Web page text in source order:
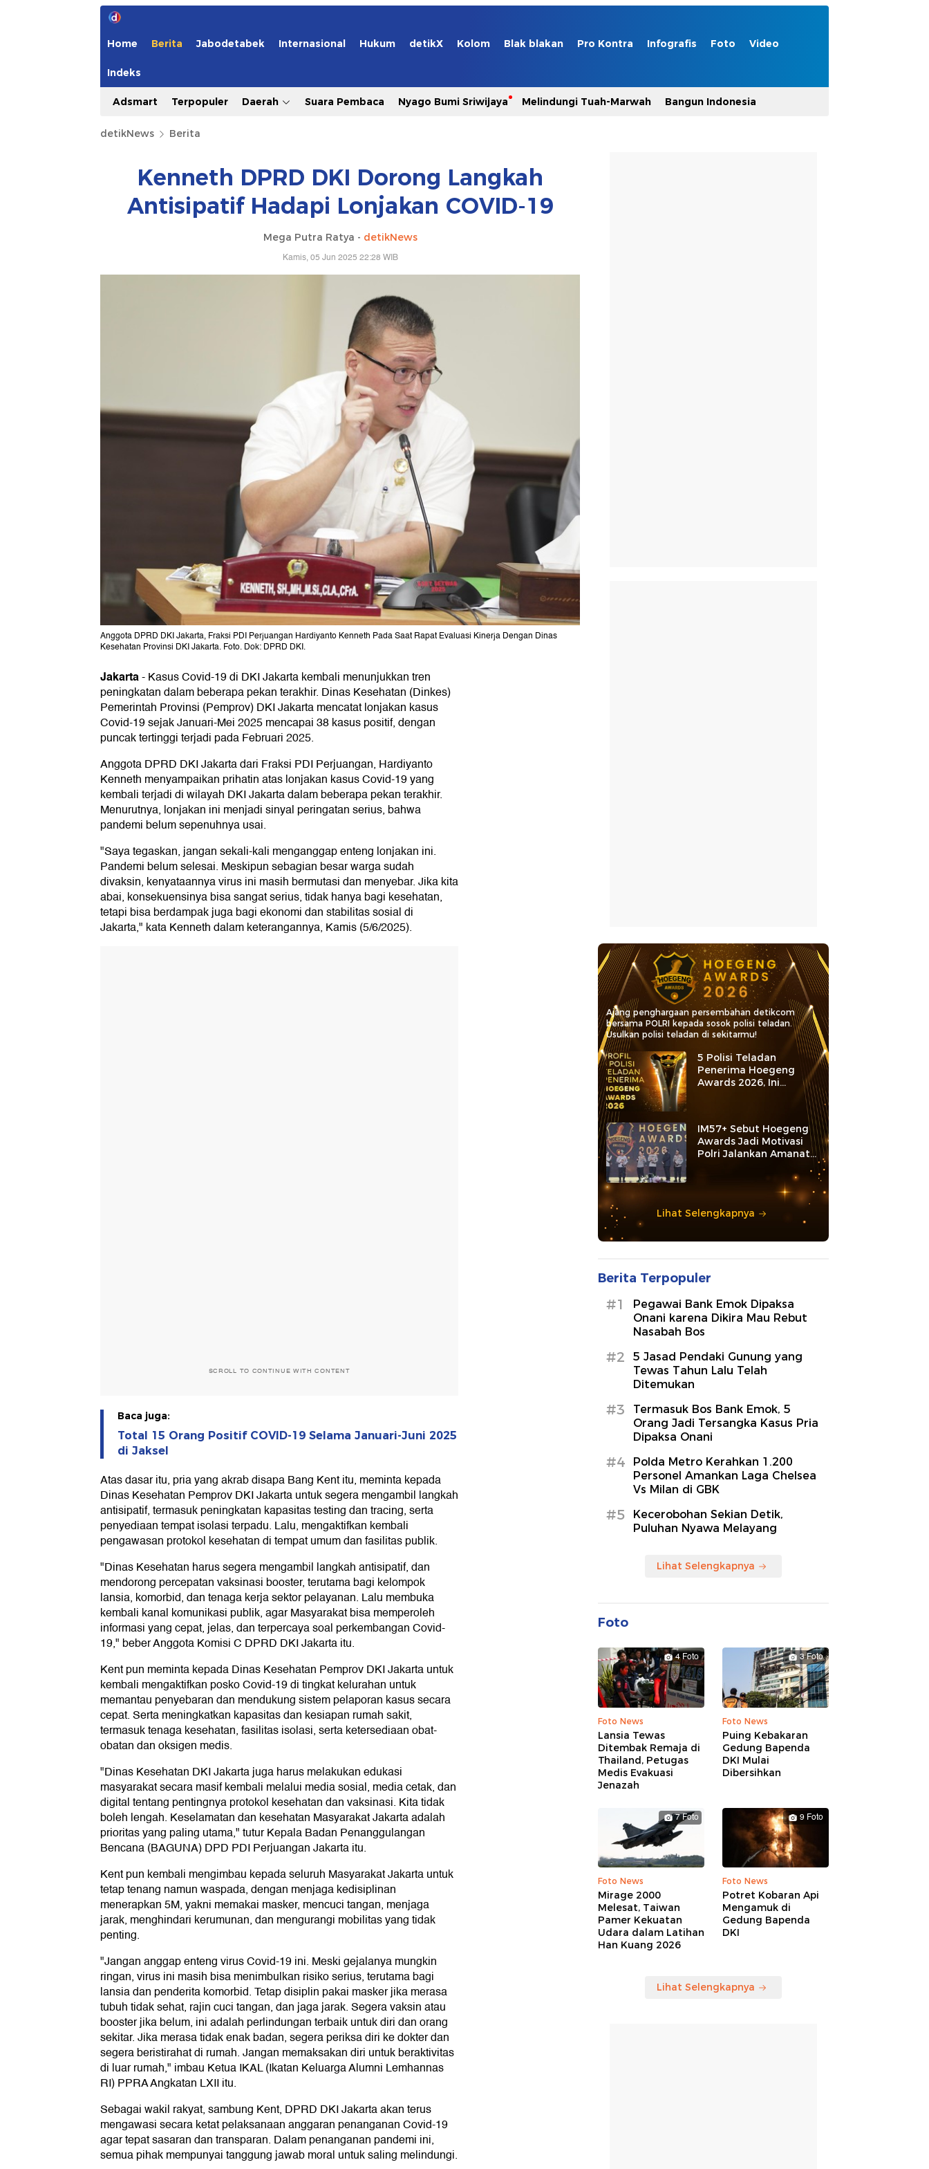
Home Berita Jabodetabek Internasional Hukum detikX Kolom Blak blakan Pro Kontra Infografis Foto Video
Indeks
Adsmart Terpopuler Daerah Suara Pembaca Nyago Bumi Sriwijaya Melindungi Tuah-Marwah Bangun Indonesia
detikNews Berita
Kenneth DPRD DKI Dorong Langkah
Antisipatif Hadapi Lonjakan COVID-19
Mega Putra Ratya - detikNews
Kamis, 05 Jun 2025 22:28 WIB
Anggota DPRD DKI Jakarta, Fraksi PDI Perjuangan Hardiyanto Kenneth Pada Saat Rapat Evaluasi Kinerja Dengan Dinas
Kesehatan Provinsi DKI Jakarta. Foto. Dok: DPRD DKI.
Jakarta-Kasus Covid-19 di DKI Jakarta kembali menunjukkan tren
peningkatan dalam beberapa pekan terakhir. Dinas Kesehatan (Dinkes)
Pemerintah Provinsi (Pemprov) DKI Jakarta mencatat lonjakan kasus
Covid-19 sejak Januari-Mei 2025 mencapai 38 kasus positif, dengan
puncak tertinggi terjadi pada Februari 2025.
Anggota DPRD DKI Jakarta dari Fraksi PDI Perjuangan, Hardiyanto
Kenneth menyampaikan prihatin atas lonjakan kasus Covid-19 yang
kembali terjadi di wilayah DKI Jakarta dalam beberapa pekan terakhir.
Menurutnya, lonjakan ini menjadi sinyal peringatan serius, bahwa
pandemi belum sepenuhnya usai.
"Saya tegaskan, jangan sekali-kali menganggap enteng lonjakan ini.
Pandemi belum selesai. Meskipun sebagian besar warga sudah
divaksin, kenyataannya virus ini masih bermutasi dan menyebar. Jika kita
abai, konsekuensinya bisa sangat serius, tidak hanya bagi kesehatan,
tetapi bisa berdampak juga bagi ekonomi dan stabilitas sosial di
Jakarta," kata Kenneth dalam keterangannya, Kamis (5/6/2025).
SCROLL TO CONTINUE WITH CONTENT
Baca juga:
Total 15 Orang Positif COVID-19 Selama Januari-Juni 2025
di Jaksel
Atas dasar itu, pria yang akrab disapa Bang Kent itu, meminta kepada
Dinas Kesehatan Pemprov DKI Jakarta untuk segera mengambil langkah
antisipatif, termasuk peningkatan kapasitas testing dan tracing, serta
penyediaan tempat isolasi terpadu. Lalu, mengaktifkan kembali
pengawasan protokol kesehatan di tempat umum dan fasilitas publik.
"Dinas Kesehatan harus segera mengambil langkah antisipatif, dan
mendorong percepatan vaksinasi booster, terutama bagi kelompok
lansia, komorbid, dan tenaga kerja sektor pelayanan. Lalu membuka
kembali kanal komunikasi publik, agar Masyarakat bisa memperoleh
informasi yang cepat, jelas, dan terpercaya soal perkembangan Covid-
19," beber Anggota Komisi C DPRD DKI Jakarta itu.
Kent pun meminta kepada Dinas Kesehatan Pemprov DKI Jakarta untuk
kembali mengaktifkan posko Covid-19 di tingkat kelurahan untuk
memantau penyebaran dan mendukung sistem pelaporan kasus secara
cepat. Serta meningkatkan kapasitas dan kesiapan rumah sakit,
termasuk tenaga kesehatan, fasilitas isolasi, serta ketersediaan obat-
obatan dan oksigen medis.
"Dinas Kesehatan DKI Jakarta juga harus melakukan edukasi
masyarakat secara masif kembali melalui media sosial, media cetak, dan
digital tentang pentingnya protokol kesehatan dan vaksinasi. Kita tidak
boleh lengah. Keselamatan dan kesehatan Masyarakat Jakarta adalah
prioritas yang paling utama," tutur Kepala Badan Penanggulangan
Bencana (BAGUNA) DPD PDI Perjuangan Jakarta itu.
Kent pun kembali mengimbau kepada seluruh Masyarakat Jakarta untuk
tetap tenang namun waspada, dengan menjaga kedisiplinan
menerapkan 5M, yakni memakai masker, mencuci tangan, menjaga
jarak, menghindari kerumunan, dan mengurangi mobilitas yang tidak
penting.
"Jangan anggap enteng virus Covid-19 ini. Meski gejalanya mungkin
ringan, virus ini masih bisa menimbulkan risiko serius, terutama bagi
lansia dan penderita komorbid. Tetap disiplin pakai masker jika merasa
tubuh tidak sehat, rajin cuci tangan, dan jaga jarak. Segera vaksin atau
booster jika belum, ini adalah perlindungan terbaik untuk diri dan orang
sekitar. Jika merasa tidak enak badan, segera periksa diri ke dokter dan
segera beristirahat di rumah. Jangan memaksakan diri untuk beraktivitas
di luar rumah," imbau Ketua IKAL (Ikatan Keluarga Alumni Lemhannas
RI) PPRA Angkatan LXII itu.
Sebagai wakil rakyat, sambung Kent, DPRD DKI Jakarta akan terus
mengawasi secara ketat pelaksanaan anggaran penanganan Covid-19
agar tepat sasaran dan transparan. Dalam penanganan pandemi ini,
semua pihak mempunyai tanggung jawab moral untuk saling melindungi.
Ajang penghargaan persembahan detikcom
bersama POLRI kepada sosok polisi teladan.
Usulkan polisi teladan di sekitarmu!
5 Polisi Teladan
Penerima Hoegeng
Awards 2026, Ini
Kategori dan Kiprahnya
IM57+ Sebut Hoegeng
Awards Jadi Motivasi
Polri Jalankan Amanat
Lihat Selengkapnya
Berita Terpopuler
#1
Pegawai Bank Emok Dipaksa
Onani karena Dikira Mau Rebut
Nasabah Bos
#2
5 Jasad Pendaki Gunung yang
Tewas Tahun Lalu Telah
Ditemukan
#3
Termasuk Bos Bank Emok, 5
Orang Jadi Tersangka Kasus Pria
Dipaksa Onani
#4
Polda Metro Kerahkan 1.200
Personel Amankan Laga Chelsea
Vs Milan di GBK
#5
Kecerobohan Sekian Detik,
Puluhan Nyawa Melayang
Lihat Selengkapnya
Foto
4 Foto
Foto News
Lansia Tewas
Ditembak Remaja di
Thailand, Petugas
Medis Evakuasi
Jenazah
3 Foto
Foto News
Puing Kebakaran
Gedung Bapenda
DKI Mulai
Dibersihkan
7 Foto
Foto News
Mirage 2000
Melesat, Taiwan
Pamer Kekuatan
Udara dalam Latihan
Han Kuang 2026
9 Foto
Foto News
Potret Kobaran Api
Mengamuk di
Gedung Bapenda
DKI
Lihat Selengkapnya